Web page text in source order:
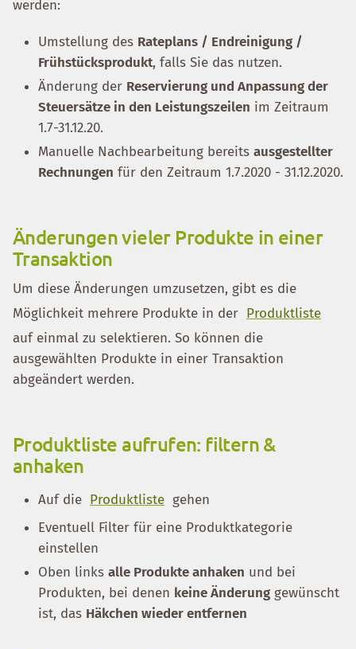
werden:
Umstellung des Rateplans / Endreinigung /
Frühstücksprodukt, falls Sie das nutzen.
Änderung der Reservierung und Anpassung der
Steuersätze in den Leistungszeilen im Zeitraum
1.7-31.12.20.
Manuelle Nachbearbeitung bereits ausgestellter
Rechnungen für den Zeitraum 1.7.2020 - 31.12.2020.
Änderungen vieler Produkte in einer
Transaktion
Um diese Änderungen umzusetzen, gibt es die
Möglichkeit mehrere Produkte in der Produktliste
auf einmal zu selektieren. So können die
ausgewählten Produkte in einer Transaktion
abgeändert werden.
Produktliste aufrufen: filtern &
anhaken
Auf die Produktliste gehen
Eventuell Filter für eine Produktkategorie
einstellen
Oben links alle Produkte anhaken und bei
Produkten, bei denen keine Änderung gewünscht
ist, das Häkchen wieder entfernen